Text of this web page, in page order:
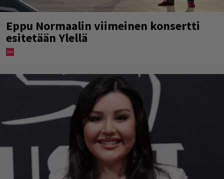
Eppu Normaalin viimeinen konsertti
esitetään Ylellä